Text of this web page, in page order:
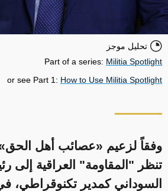
تحليل موجز
Part of a series: Militia Spotlight
or see Part 1: How to Use Militia Spotlight
وفقاً لزعيم «عصائب أهل
تنظر "المقاومة" العراقية إلى
السوداني كمدير تكنوقراطي،